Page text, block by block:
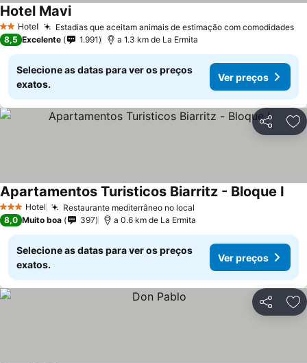
2 Estrelas
Hotel Estadias que aceitam animais de estimação com comodidades
Hotel MaviVer preços
8,5 Excelente 1.991 a 1.3 km de La Ermita
Selecione as datas para ver os preços
exatos.
Ver preços
Partilhar
3 EstrelasHotel Restaurante mediterrâneo no local
Apartamentos Turisticos Biarritz - Bloque I
8,0 Muito boa 397 a 0.6 km de La Ermita
Selecione as datas para ver os preços
exatos.
Ver preços
Partilhar